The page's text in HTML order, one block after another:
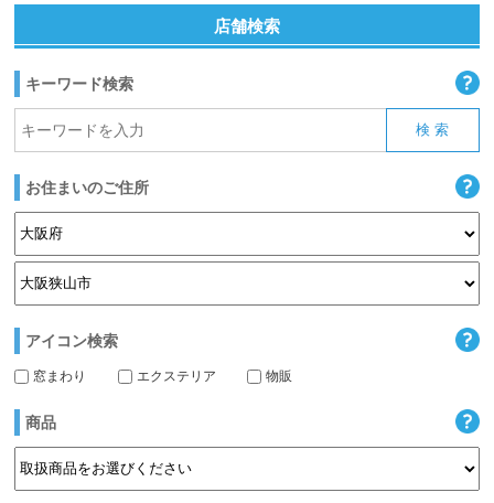
店舗検索
キーワード検索
お住まいのご住所
アイコン検索
窓まわり エクステリア 物販
商品